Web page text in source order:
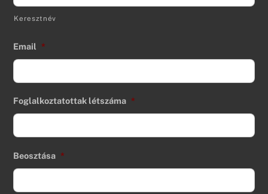
Keresztnév
Email *
Foglalkoztatottak létszáma *
Beosztása *